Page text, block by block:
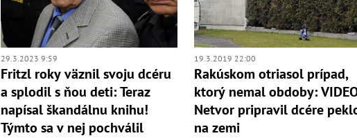
29.3.2023 9:59
Fritzl roky väznil svoju dcéru
a splodil s ňou deti: Teraz
napísal škandálnu knihu!
Týmto sa v nej pochválil
19.3.2019 22:00
Rakúskom otriasol prípad,
ktorý nemal obdoby:
Netvor pripravil dcére
na zemi